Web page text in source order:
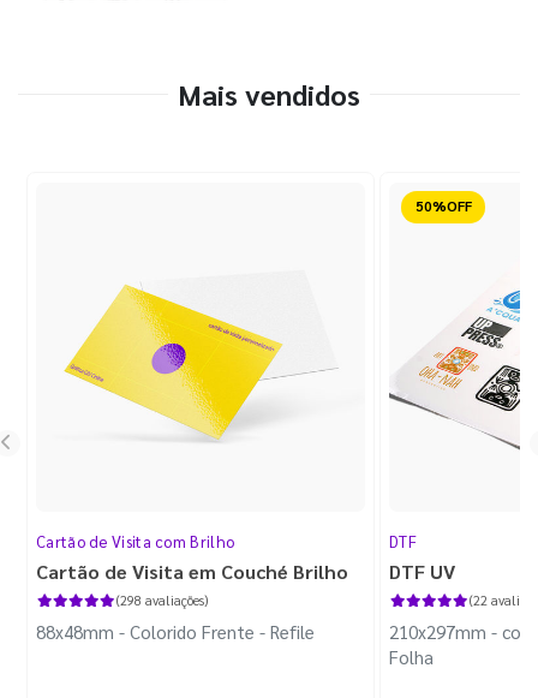
Mais vendidos
Cartão de Visita com Brilho
Cartão de Visita em Couché Brilho
(298 avaliações)
88x48mm - Colorido Frente - Refile
Reduzido
DTF
DTF UV
(22
210x297mm -
Folha